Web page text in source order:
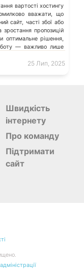
вартості хостингу
вважати, що
сайт, часті збої або
зростання пропозицій
оптимальне рішення,
— важливо лише
25 Лип, 2025
Швидкість
інтернету
Про команду
Підтримати
сайт